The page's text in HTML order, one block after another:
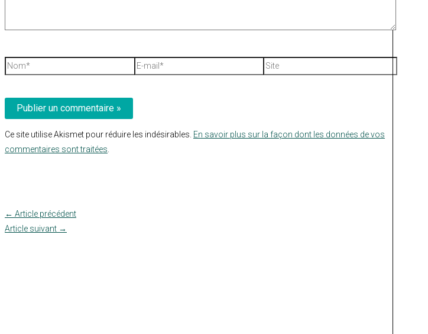
Nom*
E-
mail*
Site
Ce site utilise Akismet pour réduire les indésirables. En savoir plus sur la façon dont les données de vos
commentaires sont traitées.
← Article précédent
Article suivant →